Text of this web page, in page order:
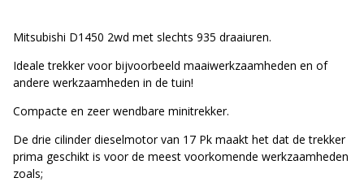
Mitsubishi D1450 2wd met slechts 935 draaiuren.
Ideale trekker voor bijvoorbeeld maaiwerkzaamheden en of
andere werkzaamheden in de tuin!
Compacte en zeer wendbare minitrekker.
De drie cilinder dieselmotor van 17 Pk maakt het dat de trekker
prima geschikt is voor de meest voorkomende werkzaamheden
zoals;